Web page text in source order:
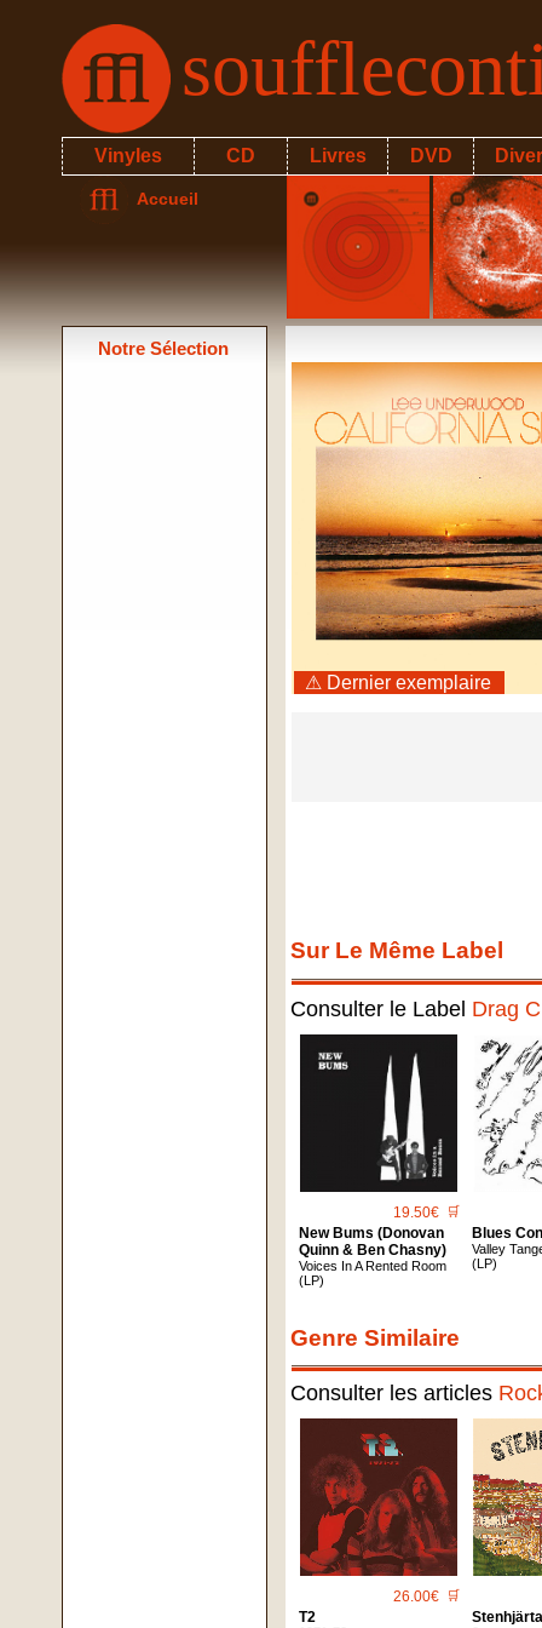
Vinyles CD Livres DVD
Accueil
Notre Sélection
⚠ Dernier exemplaire
Sur Le Même Label
Consulter le Label Drag
19.50€ 🛒
New Bums (Donovan
Quinn & Ben Chasny)
Voices In A Rented Room
(LP)
Blues
Valley
(LP)
Genre Similaire
Consulter les articles
26.00€ 🛒
T2